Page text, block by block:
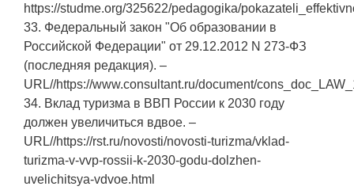
https://studme.org/325622/pedagogika/
33. Федеральный закон "Об образовании в
Российской Федерации" от 29.12.2012 N 273-ФЗ
(последняя редакция). –
URL//https://www.consultant.ru/document/
34. Вклад туризма в ВВП России к 2030 году
должен увеличиться вдвое. –
URL//https://rst.ru/novosti/novosti-turizma/vklad-
turizma-v-vvp-rossii-k-2030-godu-dolzhen-
uvelichitsya-vdvoe.html